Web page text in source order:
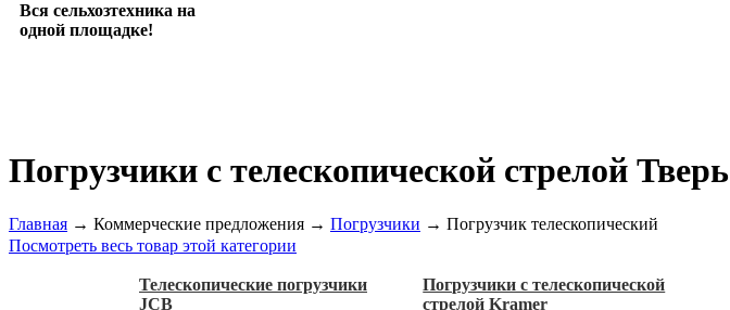
Вся сельхозтехника на
одной площадке!
Погрузчики с телескопической стрелой Тверь
Главная → Коммерческие предложения → Погрузчики → Погрузчик телескопический
Посмотреть весь товар этой категории
Телескопические погрузчики
JCB
Погрузчики с телескопической
стрелой Kramer